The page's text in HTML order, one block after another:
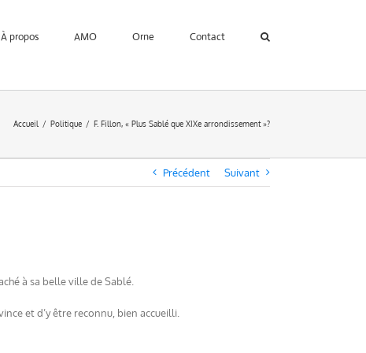
À propos AMO Orne Contact
Accueil Politique F. Fillon, « Plus Sablé que XIXe arrondissement »?
Précédent Suivant
à sa belle ville de Sablé.
et d’y être reconnu, bien accueilli.